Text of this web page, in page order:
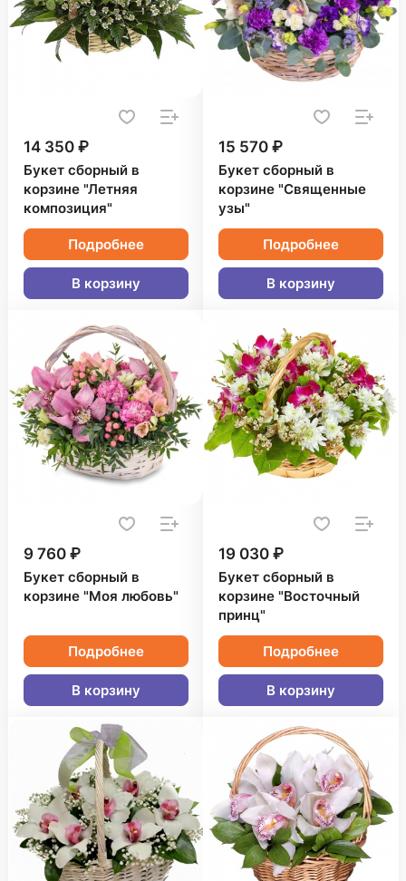
14 350 ₽
Букет сборный в
корзине "Летняя
композиция"
Подробнее
В корзину
15 570 ₽
Букет сборный в
корзине "Священные
узы"
Подробнее
В корзину
9 760 ₽
Букет сборный в
корзине "Моя любовь"
Подробнее
В корзину
19 030 ₽
Букет сборный в
корзине "Восточный
принц"
Подробнее
В корзину